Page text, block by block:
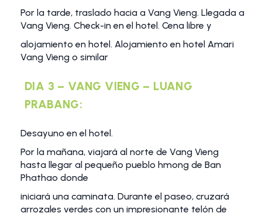
Por la tarde, traslado hacia a Vang Vieng. Llegada a
Vang Vieng. Check-in en el hotel. Cena libre y
alojamiento en hotel. Alojamiento en hotel Amari
Vang Vieng o similar
DIA 3 – VANG VIENG – LUANG
PRABANG:
Desayuno en el hotel.
Por la mañana, viajará al norte de Vang Vieng
hasta llegar al pequeño pueblo hmong de Ban
Phathao donde
iniciará una caminata. Durante el paseo, cruzará
arrozales verdes con un impresionante telón de